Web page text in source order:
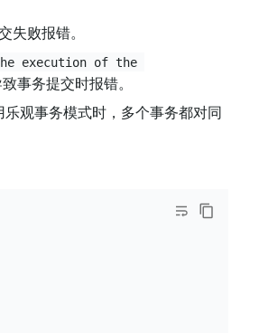
失败报错。
execution of the
事务提交时报错。
乐观事务模式时，多个事务都对同